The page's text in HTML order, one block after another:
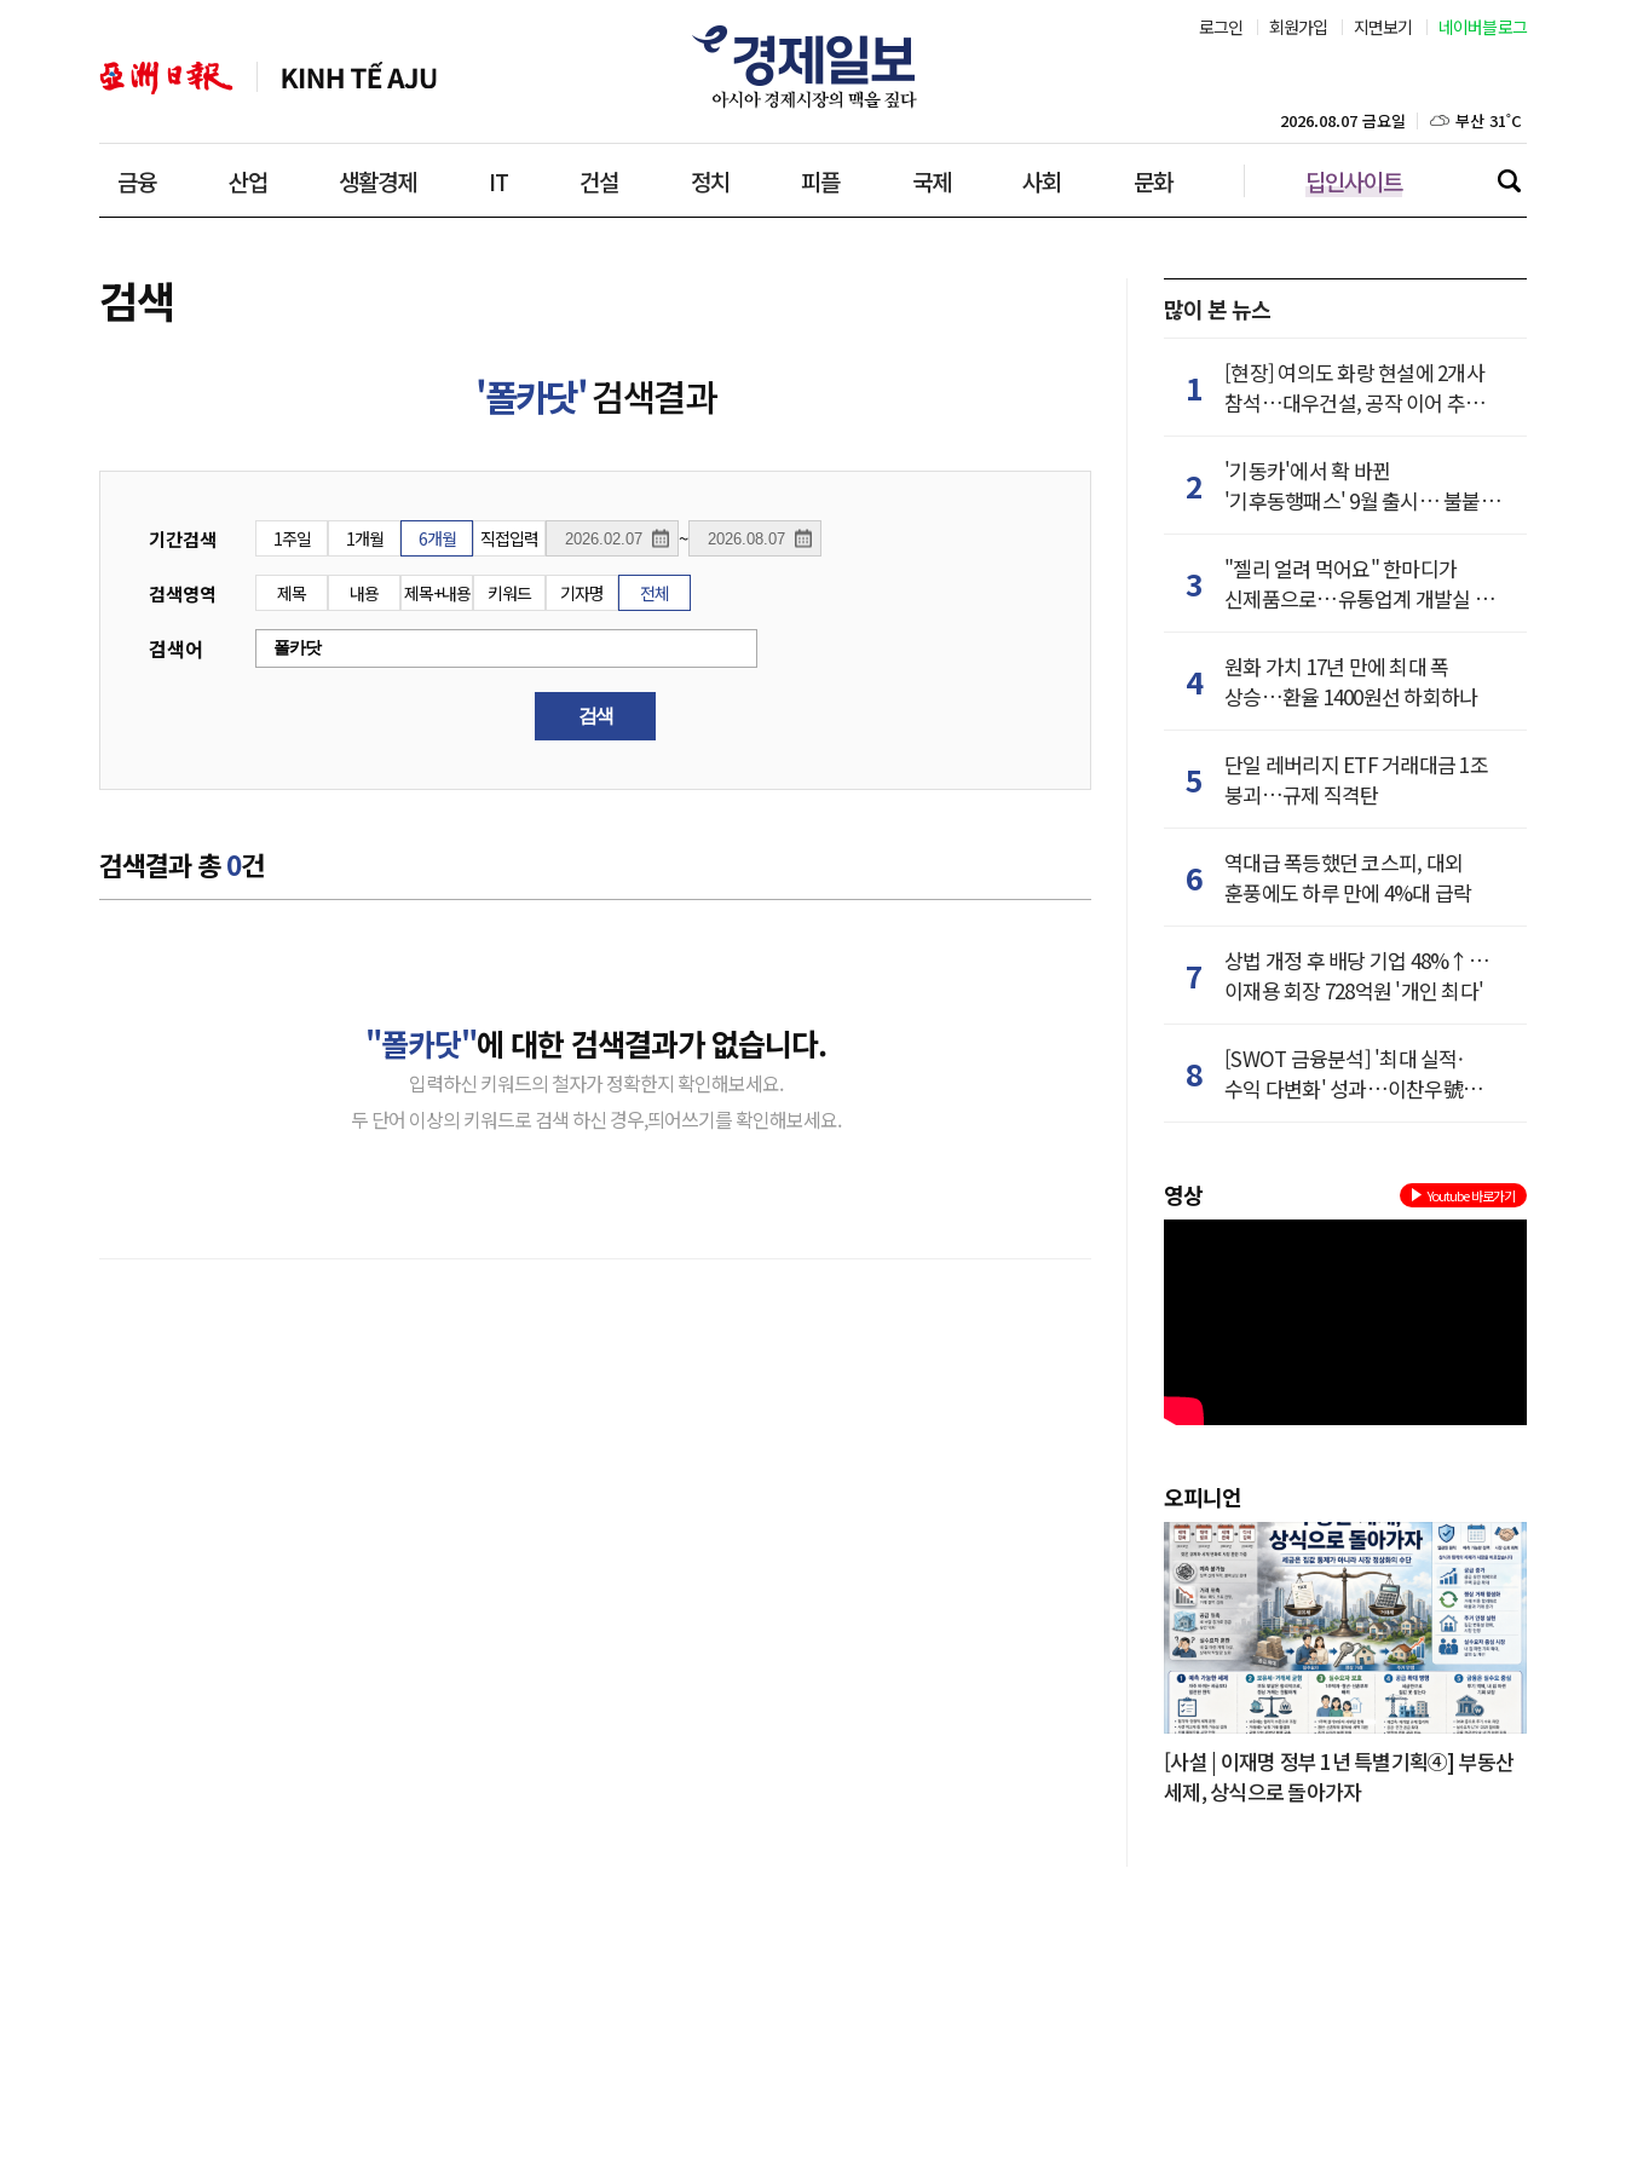
로그인 회원가입 지면보기 네이버블로그
금융 산업 생활경제 IT 건설 정치 피플 국제 사회 문화 딥인사이트
2026.08.07 금요일 대구 37˚C
인천 31˚C
울산 33˚C
검색
'폴카닷'검색결과
기간검색 1주일 1개월 6개월 직접입력 ~
검색영역 제목 내용 제목+내용 키워드 기자명 전체
검색어
검색
검색결과 총0건
"폴카닷"에 대한 검색결과가 없습니다.
입력하신 키워드의 철자가 정확한지 확인해보세요.
두 단어 이상의 키워드로 검색 하신 경우,띄어쓰기를 확인해보세요.
많이 본 뉴스
1
[현장] 여의도 화랑 현설에 2개사
참석…대우건설, 공작 이어 추가
2
'기동카'에서 확 바뀐
'기후동행패스' 9월 출시… 불붙은
3
"젤리 얼려 먹어요" 한마디가
신제품으로…유통업계 개발실 된
4
원화 가치 17년 만에 최대 폭
상승…환율 1400원선 하회하나
5
단일 레버리지 ETF 거래대금 1조
붕괴…규제 직격탄
6
역대급 폭등했던 코스피, 대외
훈풍에도 하루 만에 4%대 급락
7
상법 개정 후 배당 기업 48%↑…
이재용 회장 728억원 '개인 최다'
8
[SWOT 금융분석] '최대 실적·
수익 다변화' 성과…이찬우號
영상 Youtube 바로가기
오피니언
[사설 | 이재명 정부 1년 특별기획④] 부동산
세제, 상식으로 돌아가자